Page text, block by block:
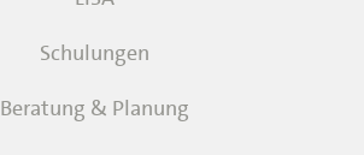
Schulungen
Beratung & Planung